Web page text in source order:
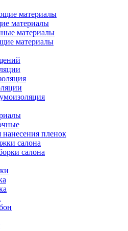
материалы
материалы
материалы
материалы
пленок
салона
салона